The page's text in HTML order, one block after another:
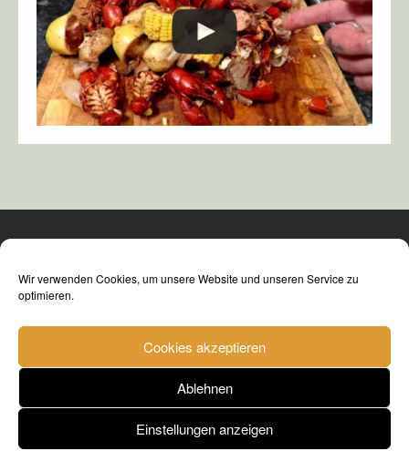
Wir verwenden Cookies, um unsere Website und unseren Service zu
optimieren.
Cookies akzeptieren
Ablehnen
Einstellungen anzeigen
© fishwatch e.V: 2016 - ∞